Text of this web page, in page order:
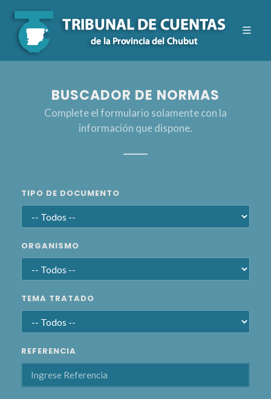
BUSCADOR DE NORMAS
Complete el formulario solamente con la
información que dispone.
TIPO DE DOCUMENTO
ORGANISMO
TEMA TRATADO
REFERENCIA